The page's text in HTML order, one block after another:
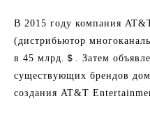
В 2015 году компания
(дистрибьютор
в 45 млрд.＄. Затем
существующих брендов
создания AT&T